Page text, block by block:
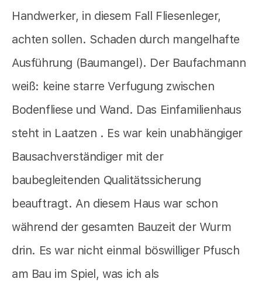
Handwerker, in diesem Fall Fliesenleger,
achten sollen. Schaden durch mangelhafte
Ausführung (Baumangel). Der Baufachmann
weiß: keine starre Verfugung zwischen
Bodenfliese und Wand. Das Einfamilienhaus
steht in Laatzen . Es war kein unabhängiger
Bausachverständiger mit der
baubegleitenden Qualitätssicherung
beauftragt. An diesem Haus war schon
während der gesamten Bauzeit der Wurm
drin. Es war nicht einmal böswilliger Pfusch
am Bau im Spiel, was ich als